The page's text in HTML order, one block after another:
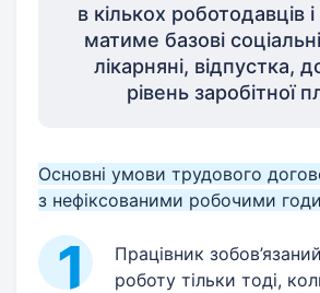
в кількох роботодавців
матиме базові соціальні
лікарняні, відпустка,
рівень заробітної
Основні умови трудового
з нефіксованими робочими
Працівник
роботу тільки тоді,